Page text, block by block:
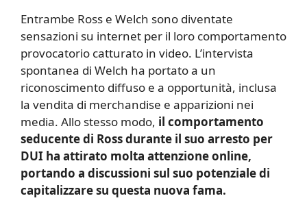
Entrambe Ross e Welch sono diventate
sensazioni su internet per il loro comportamento
provocatorio catturato in video. L’intervista
spontanea di Welch ha portato a un
riconoscimento diffuso e a opportunità, inclusa
la vendita di merchandise e apparizioni nei
media. Allo stesso modo, il comportamento
seducente di Ross durante il suo arresto per
DUI ha attirato molta attenzione online,
portando a discussioni sul suo potenziale di
capitalizzare su questa nuova fama.